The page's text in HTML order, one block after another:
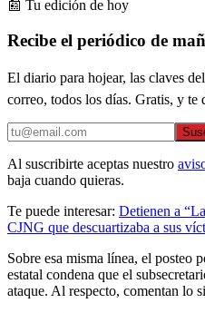
📰 Tu edición de hoy
Recibe el periódico de
El diario para hojear, las claves
correo, todos los días. Gratis, y te
Al suscribirte aceptas nuestro
baja cuando quieras.
Te puede interesar: Detienen a
CJNG que descuartizaba a sus
Sobre esa misma línea, el posteo
estatal condena que el
ataque. Al respecto, comentan lo